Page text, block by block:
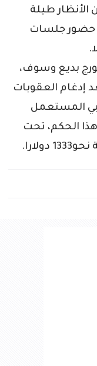
الأنظار طيلة
حضور جلسات
بديع وسوف،
إدغام العقوبات
المستعمل
الحكم، تحت